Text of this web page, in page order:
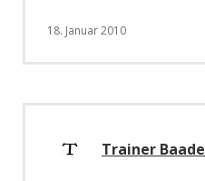
18. Januar 2010
Trainer Baade